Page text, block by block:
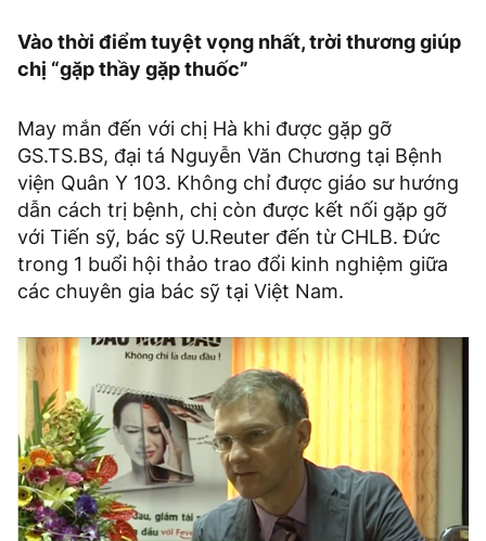
Vào thời điểm tuyệt vọng nhất, trời thương giúp
chị “gặp thầy gặp thuốc”
May mắn đến với chị Hà khi được gặp gỡ
GS.TS.BS, đại tá Nguyễn Văn Chương tại Bệnh
viện Quân Y 103. Không chỉ được giáo sư hướng
dẫn cách trị bệnh, chị còn được kết nối gặp gỡ
với Tiến sỹ, bác sỹ U.Reuter đến từ CHLB. Đức
trong 1 buổi hội thảo trao đổi kinh nghiệm giữa
các chuyên gia bác sỹ tại Việt Nam.